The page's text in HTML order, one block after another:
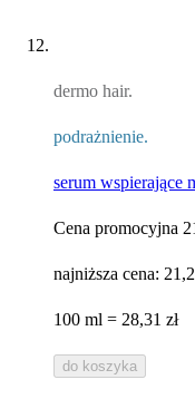
dermo hair.
podrażnienie.
serum wspierające
Cena promocyjna
najniższa cena:
100 ml = 28,31 zł
do koszyka